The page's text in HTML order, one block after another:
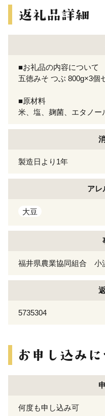
■お礼品の内容について
五徳みそ つぶ 800g×3個
■原材料
米、塩、麹菌、エタノー
製造日より1年
アレ
大豆
福井県農業協同組合 小
5735304
何度も申し込み可